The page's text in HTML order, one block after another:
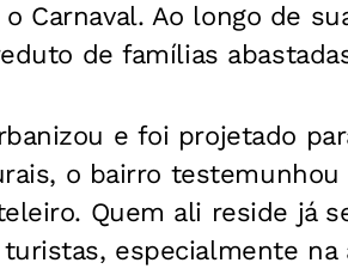
Carnaval. Ao longo de
de famílias
e foi projetado
o bairro testemunhou
Quem ali reside já
especialmente